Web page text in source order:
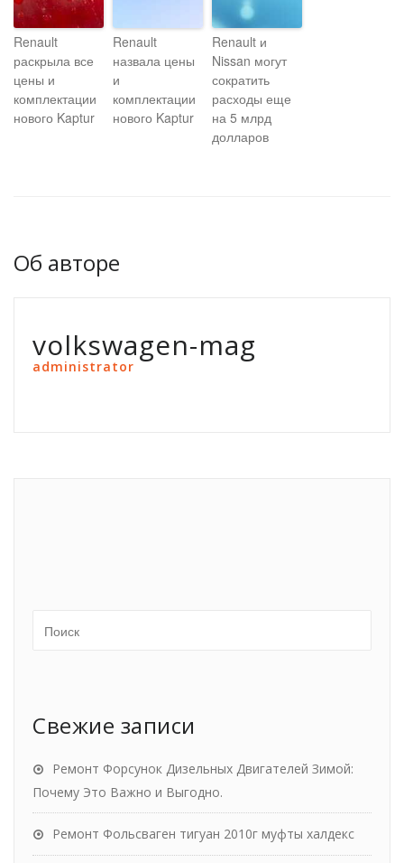
Renault
раскрыла все
цены и
комплектации
нового Kaptur
Renault
назвала цены
и
комплектации
нового Kaptur
Renault и
Nissan могут
сократить
расходы еще
на 5 млрд
долларов
Об авторе
volkswagen-mag
administrator
Свежие записи
Ремонт Форсунок Дизельных Двигателей Зимой:
Почему Это Важно и Выгодно.
Ремонт Фольсваген тигуан 2010г муфты халдекс